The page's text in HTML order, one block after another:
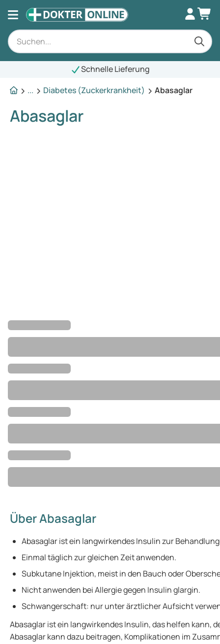
Schnelle Lieferung
...
Diabetes (Zuckerkrankheit) Abasaglar
Abasaglar
Über Abasaglar
Abasaglar ist ein langwirkendes Insulin zur
Einmal täglich zur gleichen Zeit anwenden.
Subkutane Injektion, meist in den Bauch oder
Nicht anwenden bei Allergie gegen Insulin glargin.
Schwangerschaft: nur unter ärztlicher Aufsicht
Abasaglar ist ein langwirkendes Insulin, das helfen kann,
Abasaglar kann dazu beitragen, Komplikationen im